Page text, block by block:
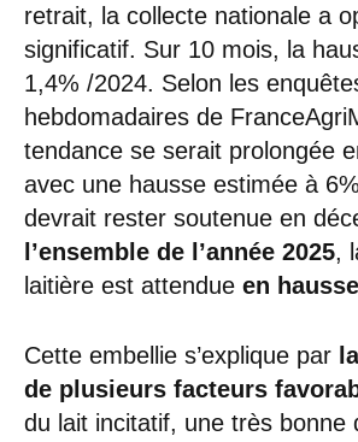
retrait, la collecte nationale a
significatif. Sur 10 mois, la
1,4% /2024. Selon les
hebdomadaires de
tendance se serait prolongée
avec une hausse estimée à
devrait rester soutenue en
l’ensemble de l’année 2025,
laitière est attendue en
Cette embellie s’explique par
de plusieurs facteurs
du lait incitatif, une très bonne